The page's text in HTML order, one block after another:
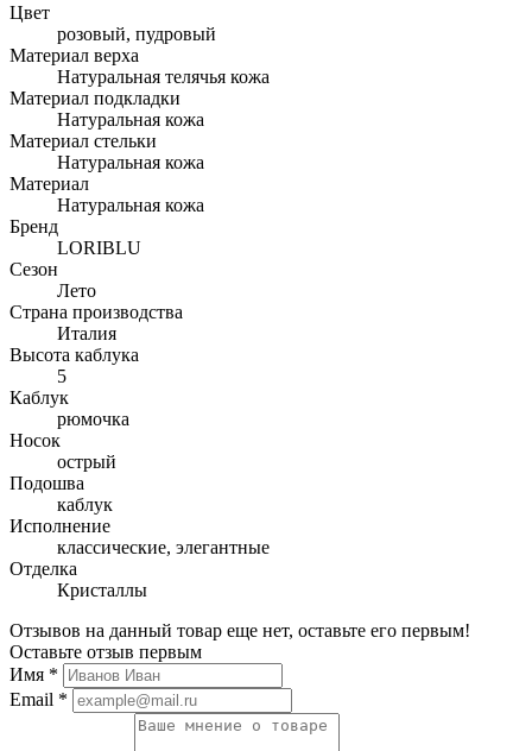
Цвет
розовый, пудровый
Материал верха
Натуральная телячья кожа
Материал подкладки
Натуральная кожа
Материал стельки
Натуральная кожа
Материал
Натуральная кожа
Бренд
LORIBLU
Сезон
Лето
Страна производства
Италия
Высота каблука
5
Каблук
рюмочка
Носок
острый
Подошва
каблук
Исполнение
классические, элегантные
Отделка
Кристаллы
Отзывов на данный товар еще нет, оставьте его первым!
Оставьте отзыв первым
Имя *
Email *